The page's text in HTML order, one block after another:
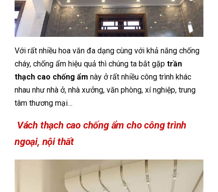
Với rất nhiều hoa văn đa dạng cùng với khả năng chống
cháy, chống ẩm hiệu quả thì chúng ta bắt gặp trần
thạch cao chống ẩm này ở rất nhiều công trình khác
nhau như nhà ở, nhà xưởng, văn phòng, xí nghiệp, trung
tâm thương mại…
Vách thạch cao chống ẩm cho công trình
ngoại, nội thất